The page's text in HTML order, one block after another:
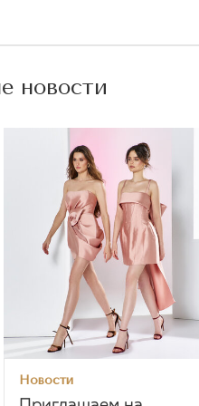
новости
Новости